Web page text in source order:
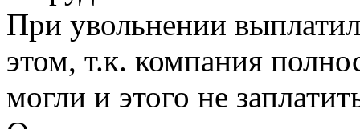
При увольнении
этом, т.к. компания
могли и этого не